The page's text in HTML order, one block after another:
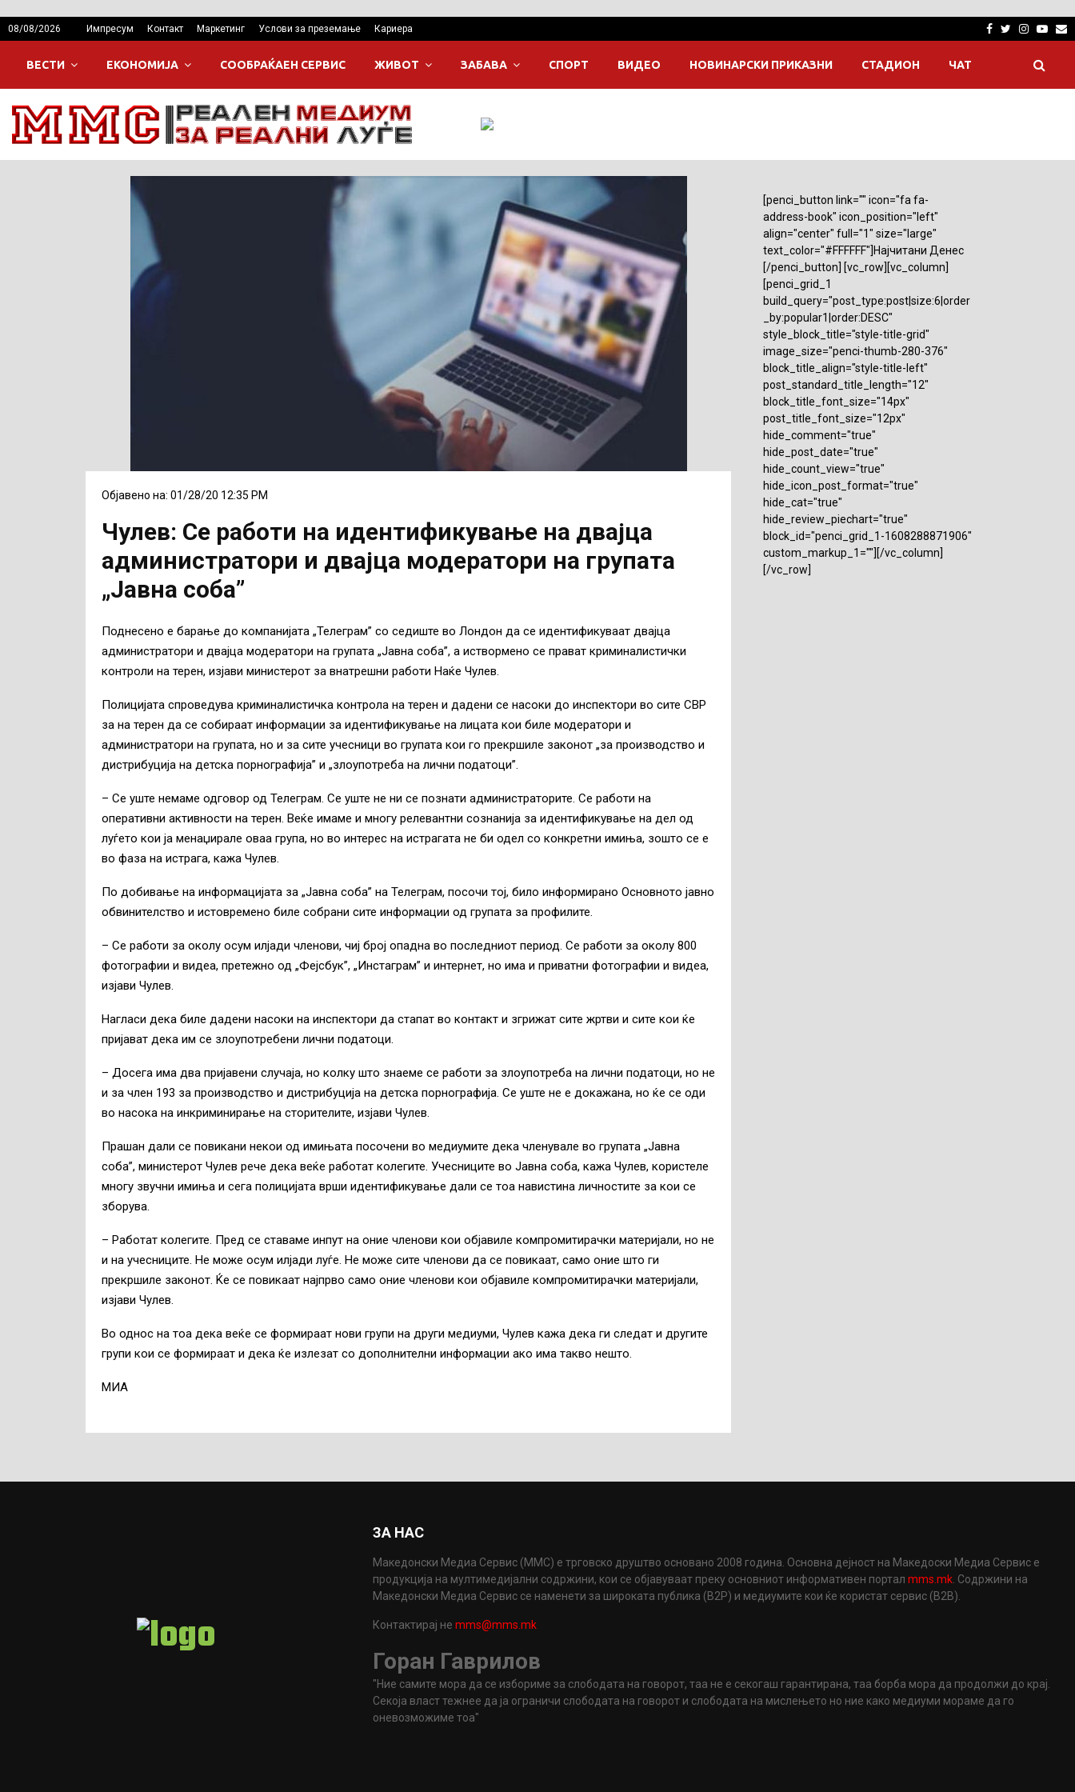
08/08/2026 Импресум Контакт Маркетинг Услови за преземање Кариера Facebook
Twitter
ВЕСТИ ЕКОНОМИЈА СООБРАЌАЕН СЕРВИС ЖИВОТ ЗАБАВА СПОРТ ВИДЕО НОВИНАРСКИ ПРИКАЗНИ СТАДИОН ЧАТ
Објавено на: 01/28/20 12:35 PM
Чулев: Се работи на идентификување на двајца
администратори и двајца модератори на групата
„Јавна соба”
Поднесено е барање до компанијата „Телеграм” со седиште во Лондон да се идентификуваат двајца
администратори и двајца модератори на групата „Јавна соба”, а иствормено се прават криминалистички
контроли на терен, изјави министерот за внатрешни работи Наќе Чулев.
Полицијата спроведува криминалистичка контрола на терен и дадени се насоки до инспектори во сите СВР
за на терен да се собираат информации за идентификување на лицата кои биле модератори и
администратори на групата, но и за сите учесници во групата кои го прекршиле законот „за производство и
дистрибуција на детска порнографија” и „злоупотреба на лични податоци”.
– Се уште немаме одговор од Телеграм. Се уште не ни се познати администраторите. Се работи на
оперативни активности на терен. Веќе имаме и многу релевантни сознанија за идентификување на дел од
луѓето кои ја менаџирале оваа група, но во интерес на истрагата не би одел со конкретни имиња, зошто се е
во фаза на истрага, кажа Чулев.
По добивање на информацијата за „Јавна соба” на Телеграм, посочи тој, било информирано Основното јавно
обвинителство и истовремено биле собрани сите информации од групата за профилите.
– Се работи за околу осум илјади членови, чиј број опадна во последниот период. Се работи за околу 800
фотографии и видеа, претежно од „Фејсбук”, „Инстаграм” и интернет, но има и приватни фотографии и видеа,
изјави Чулев.
Нагласи дека биле дадени насоки на инспектори да стапат во контакт и згрижат сите жртви и сите кои ќе
пријават дека им се злоупотребени лични податоци.
– Досега има два пријавени случаја, но колку што знаеме се работи за злоупотреба на лични податоци, но не
и за член 193 за производство и дистрибуција на детска порнографија. Се уште не е докажана, но ќе се оди
во насока на инкриминирање на сторителите, изјави Чулев.
Прашан дали се повикани некои од имињата посочени во медиумите дека членувале во групата „Јавна
соба”, министерот Чулев рече дека веќе работат колегите. Учесниците во Јавна соба, кажа Чулев, користеле
многу звучни имиња и сега полицијата врши идентификување дали се тоа навистина личностите за кои се
зборува.
– Работат колегите. Пред се ставаме инпут на оние членови кои објавиле компромитирачки материјали, но не
и на учесниците. Не може осум илјади луѓе. Не може сите членови да се повикаат, само оние што ги
прекршиле законот. Ќе се повикаат најпрво само оние членови кои објавиле компромитирачки материјали,
изјави Чулев.
Во однос на тоа дека веќе се формираат нови групи на други медиуми, Чулев кажа дека ги следат и другите
групи кои се формираат и дека ќе излезат со дополнителни информации ако има такво нешто.
МИА
[penci_button link="" icon="fa fa-
address-book" icon_position="left"
align="center" full="1" size="large"
text_color="#FFFFFF"]Најчитани Денес
[/penci_button] [vc_row][vc_column]
[penci_grid_1
build_query="post_type:post|size:6|order
_by:popular1|order:DESC"
style_block_title="style-title-grid"
image_size="penci-thumb-280-376"
block_title_align="style-title-left"
post_standard_title_length="12"
block_title_font_size="14px"
post_title_font_size="12px"
hide_comment="true"
hide_post_date="true"
hide_count_view="true"
hide_icon_post_format="true"
hide_cat="true"
hide_review_piechart="true"
block_id="penci_grid_1-1608288871906"
custom_markup_1=""][/vc_column]
[/vc_row]
ЗА НАС
Македонски Медиа Сервис (ММС) е трговско друштво основано 2008 година. Основна дејност на Македоски Медиа Сервис е
продукција на мултимедијални содржини, кои се објавуваат преку основниот информативен порталmms.mk. Содржини на
Македонски Медиа Сервис се наменети за широката публика (B2P) и медиумите кои ќе користат сервис (B2B).
Контактирај неmms@mms.mk
Горан Гаврилов
"Ние самите мора да се избориме за слободата на говорот, таа не е секогаш гарантирана, таа борба мора да продолжи до крај.
Секоја власт тежнее да ја ограничи слободата на говорот и слободата на мислењето но ние како медиуми мораме да го
оневозможиме тоа"